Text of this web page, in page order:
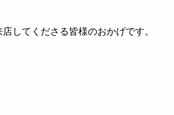
してくださる皆様のおかげです。